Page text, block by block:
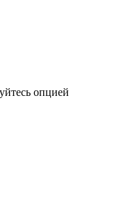
опцией